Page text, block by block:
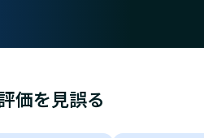
価を見誤る